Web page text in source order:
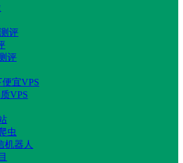
评
评
宜VPS
VPS
虫
机器人